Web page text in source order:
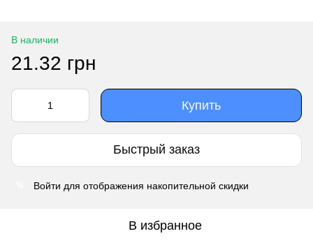
В наличии
21.32 грн
Купить
Быстрый заказ
Войти для отображения накопительной скидки
В избранное